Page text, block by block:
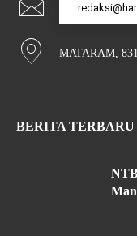
MATARAM,
BERITA TERBARU